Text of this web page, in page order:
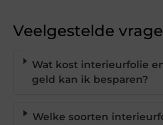
Veelgestelde
Wat kost interieurfolie
geld kan ik besparen?
Welke soorten